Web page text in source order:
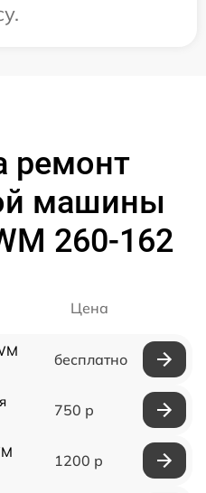
ремонт
машины
260-162
Цена
бесплатно
750 р
1200 р